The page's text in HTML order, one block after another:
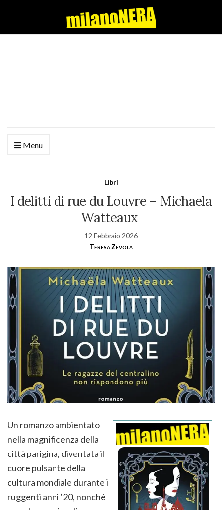
Menu
Libri
I delitti di rue du Louvre – Michaela
Watteaux
12 Febbraio 2026
Teresa Zevola
Un romanzo ambientato
nella magnificenza della
città parigina, diventata il
cuore pulsante della
cultura mondiale durante i
ruggenti anni ’20, nonché